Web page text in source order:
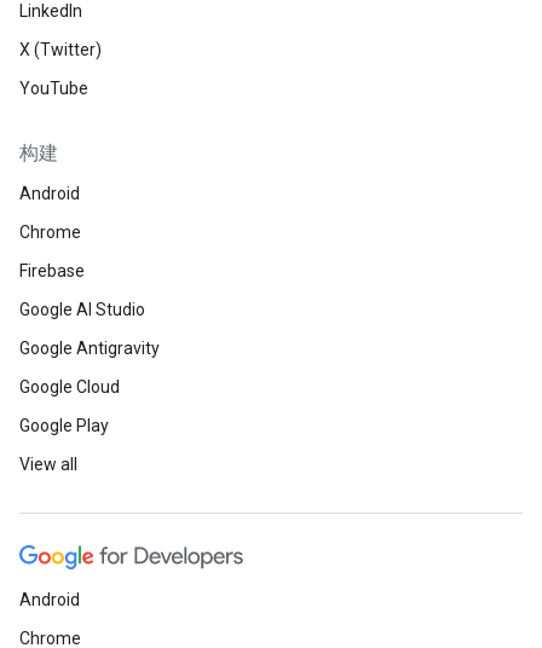
LinkedIn
X (Twitter)
YouTube
构建
Android
Chrome
Firebase
Google AI Studio
Google Antigravity
Google Cloud
Google Play
View all
Android
Chrome